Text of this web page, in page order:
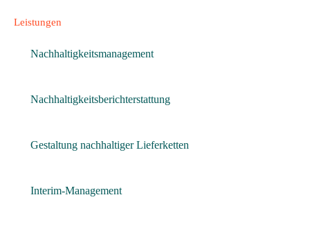
Leistungen
Nachhaltigkeitsmanagement
Nachhaltigkeitsberichterstattung
Gestaltung nachhaltiger Lieferketten
Interim-Management